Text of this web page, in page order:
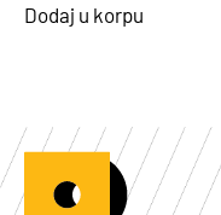
Dodaj u korpu